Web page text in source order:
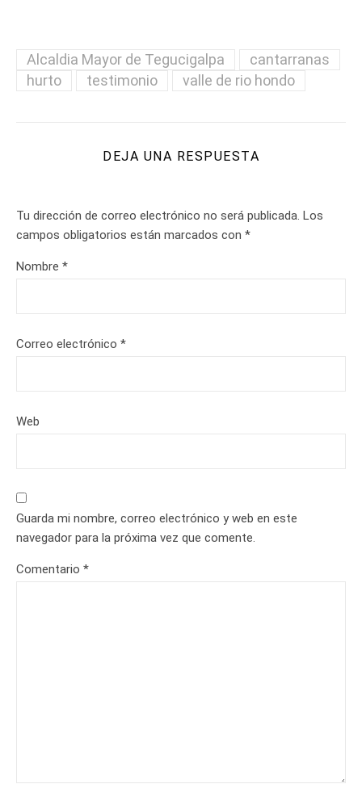
Alcaldia Mayor de Tegucigalpa
cantarranas
hurto
testimonio valle de rio hondo
DEJA UNA RESPUESTA
Tu dirección de correo electrónico no será publicada. Los
campos obligatorios están marcados con *
Nombre *
Correo electrónico *
Web
Guarda mi nombre, correo electrónico y web en este
navegador para la próxima vez que comente.
Comentario *